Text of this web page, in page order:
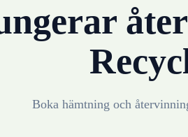
Boka hämtning och